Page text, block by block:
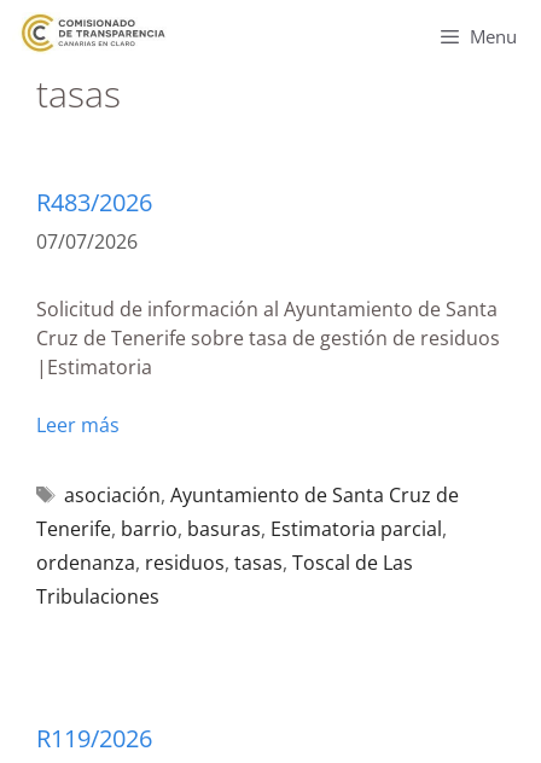
Menu
tasas
R483/2026
07/07/2026
Solicitud de información al Ayuntamiento de Santa
Cruz de Tenerife sobre tasa de gestión de residuos
|Estimatoria
Leer más
asociación, Ayuntamiento de Santa Cruz de
Tenerife, barrio, basuras, Estimatoria parcial,
ordenanza, residuos, tasas, Toscal de Las
Tribulaciones
R119/2026